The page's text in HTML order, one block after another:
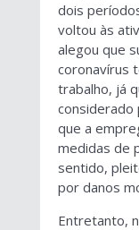
dois
voltou às
alegou que
coronavírus
trabalho, já
considerado
que a
medidas de
sentido,
por danos
Entretanto,